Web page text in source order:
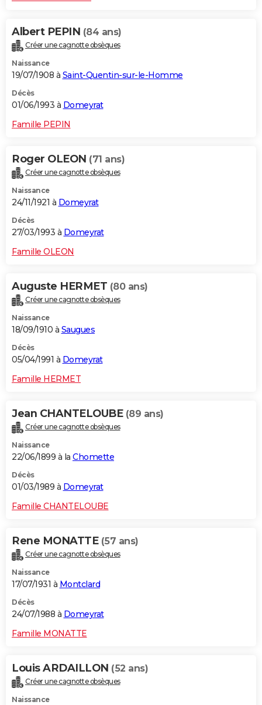
Albert PEPIN (84 ans)
Créer une cagnotte obsèques
Naissance
19/07/1908 à Saint-Quentin-sur-le-Homme
Décès
01/06/1993 à Domeyrat
Famille PEPIN
Roger OLEON (71 ans)
Créer une cagnotte obsèques
Naissance
24/11/1921 à Domeyrat
Décès
27/03/1993 à Domeyrat
Famille OLEON
Auguste HERMET (80 ans)
Créer une cagnotte obsèques
Naissance
18/09/1910 à Saugues
Décès
05/04/1991 à Domeyrat
Famille HERMET
Jean CHANTELOUBE (89 ans)
Créer une cagnotte obsèques
Naissance
22/06/1899 à la Chomette
Décès
01/03/1989 à Domeyrat
Famille CHANTELOUBE
Rene MONATTE (57 ans)
Créer une cagnotte obsèques
Naissance
17/07/1931 à Montclard
Décès
24/07/1988 à Domeyrat
Famille MONATTE
Louis ARDAILLON (52 ans)
Créer une cagnotte obsèques
Naissance